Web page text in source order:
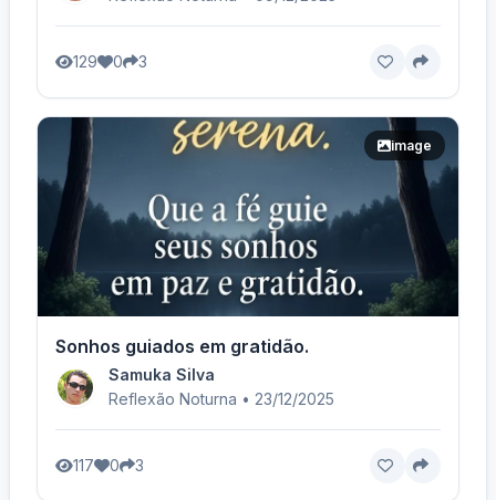
129 0 3
image
Sonhos guiados em gratidão.
Samuka Silva
Reflexão Noturna • 23/12/2025
117 0 3